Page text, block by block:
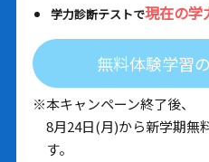
学力診断テストで現在の学
無料体験学習
※本キャンペーン終了後、
8月24日(月)から新学期無
す。